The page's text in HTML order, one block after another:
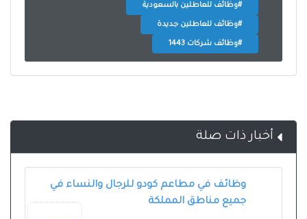
#وظائف للعاطلين بالسعودية
#وظائف للعاطلين جديدة
#وظائف شركات 1443
أخبار ذات صلة
وظائف في مطاعم كودو للرجال والنساء في
جميع مناطق المملكة